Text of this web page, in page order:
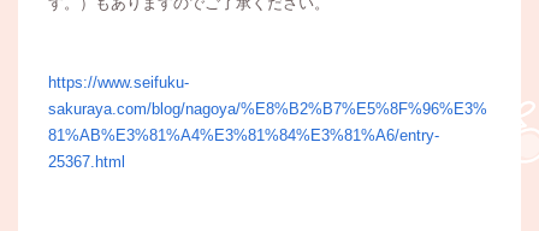
https://www.seifuku-
sakuraya.com/blog/nagoya/%E8%B2%B7%E5%8F%96%E3%
81%AB%E3%81%A4%E3%81%84%E3%81%A6/entry-
25367.html